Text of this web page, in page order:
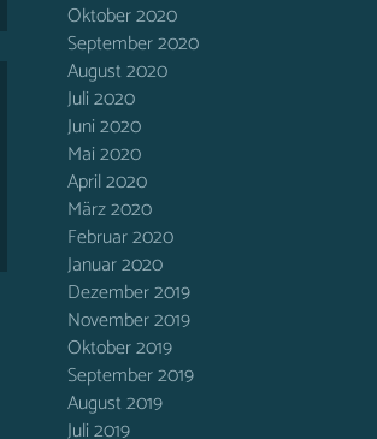
Oktober 2020
September 2020
August 2020
Juli 2020
Juni 2020
Mai 2020
April 2020
März 2020
Februar 2020
Januar 2020
Dezember 2019
November 2019
Oktober 2019
September 2019
August 2019
Juli 2019